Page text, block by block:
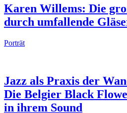
Karen Willems: Die
durch umfallende
Porträt
Jazz als Praxis der
Die Belgier Black
in ihrem Sound